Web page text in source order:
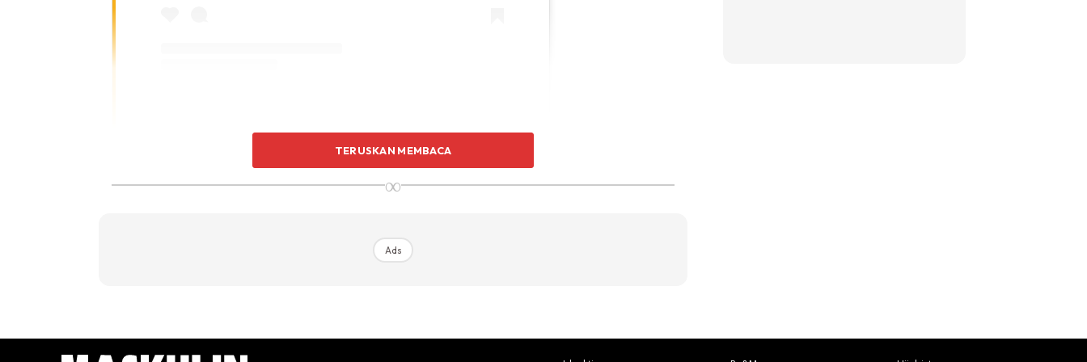
A Post Shared By Therock (@therock)
“Kali Pertama Melakukan Kaedah Bekam. Nampak Lebih Berbentuk Daripada
TERUSKAN MEMBACA
∞
Ads